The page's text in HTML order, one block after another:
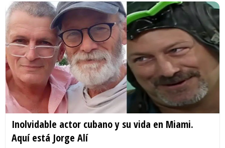
Inolvidable actor cubano y su vida en Miami.
Aquí está Jorge Alí